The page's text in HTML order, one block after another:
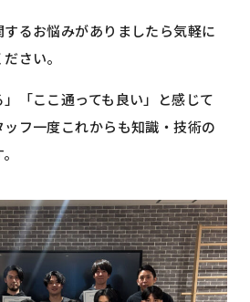
るお悩みがありましたら気軽に
さい。
」「ここ通っても良い」と感じて
フ一度これからも知識・技術の